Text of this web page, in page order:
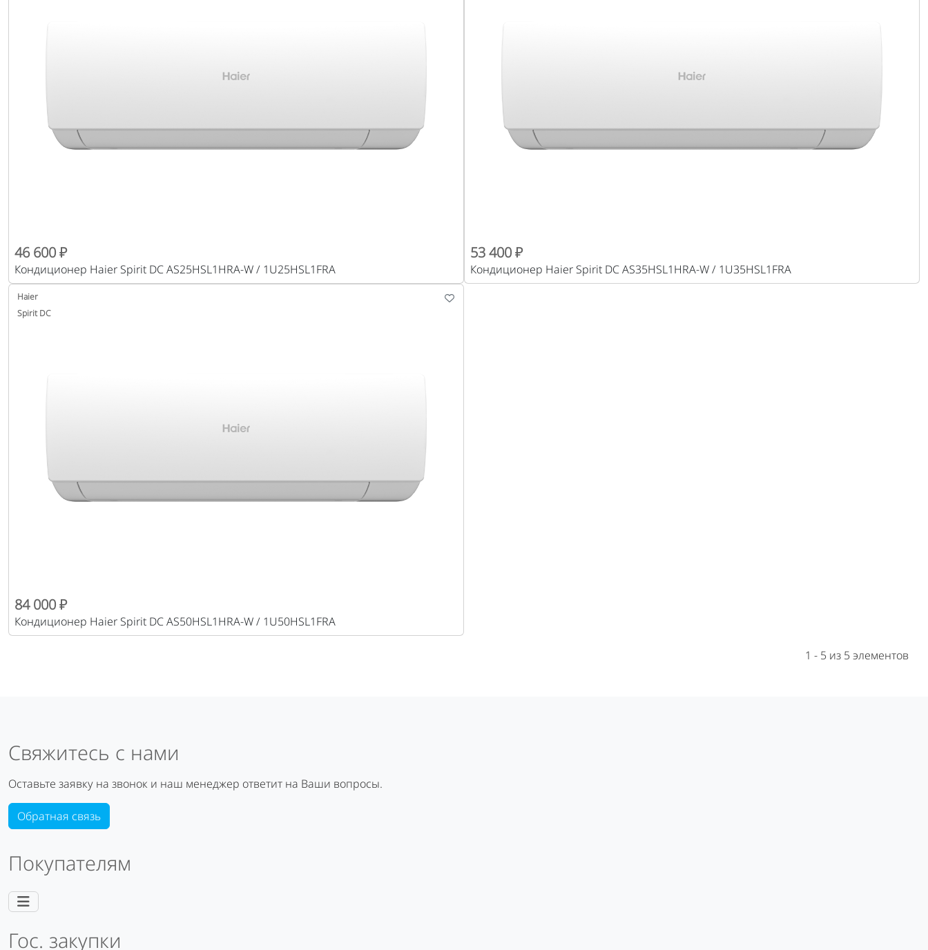
46 600 ₽
Кондиционер Haier Spirit DC AS25HSL1HRA-W / 1U25HSL1FRA
53 400 ₽
Кондиционер Haier Spirit DC AS35HSL1HRA-W / 1U35HSL1FRA
Haier
Spirit DC
84 000 ₽
Кондиционер Haier Spirit DC AS50HSL1HRA-W / 1U50HSL1FRA
1 - 5 из 5 элементов
Покупателям
Гос. закупки
Свяжитесь с нами
Оставьте заявку на звонок и наш менеджер ответит на Ваши вопросы.
Обратная связь